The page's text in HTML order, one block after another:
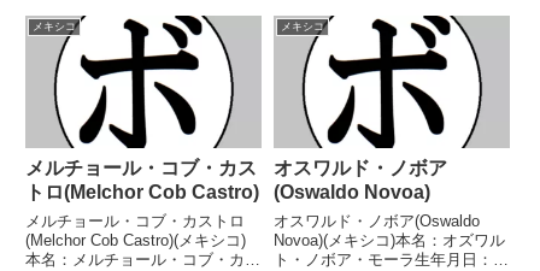
メキシコ
メルチョール・コブ・カス
トロ(Melchor Cob Castro)
メルチョール・コブ・カストロ
(Melchor Cob Castro)(メキシコ)
本名：メルチョール・コブ・カス
メキシコ
オスワルド・ノボア
(Oswaldo Novoa)
オスワルド・ノボア(Oswaldo
Novoa)(メキシコ)本名：オズワル
ト・ノボア・モーラ生年月日：